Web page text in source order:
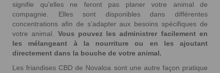
signifie qu’elles ne feront pas planer votre animal de
compagnie. Elles sont disponibles dans différentes
concentrations afin de s’adapter aux besoins spécifiques de
votre animal. Vous pouvez les administrer facilement en
les mélangeant à la nourriture ou en les ajoutant
directement dans la bouche de votre animal.
Les friandises CBD de Novaloa sont une autre façon pratique